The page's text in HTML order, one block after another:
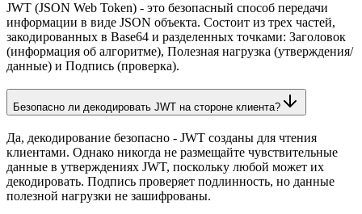
JWT (JSON Web Token) - это безопасный способ передачи
информации в виде JSON объекта. Состоит из трех частей,
закодированных в Base64 и разделенных точками: Заголовок
(информация об алгоритме), Полезная нагрузка (утверждения/
данные) и Подпись (проверка).
Безопасно ли декодировать JWT на стороне клиента?
Да, декодирование безопасно - JWT созданы для чтения
клиентами. Однако никогда не размещайте чувствительные
данные в утверждениях JWT, поскольку любой может их
декодировать. Подпись проверяет подлинность, но данные
полезной нагрузки не зашифрованы.